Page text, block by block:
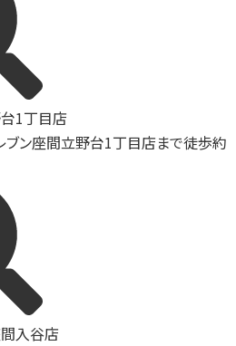
ブン座間立野台1丁目店まで徒歩約